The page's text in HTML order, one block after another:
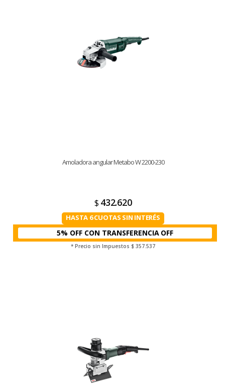
Amoladora angular Metabo W 2200-230
$ 432.620
HASTA 6 CUOTAS SIN INTERÉS
5% OFF CON TRANSFERENCIA
* Precio sin Impuestos $ 357.537